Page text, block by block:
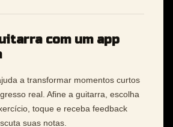
com um app
a transformar momentos curtos
real. Afine a guitarra, escolha
toque e receba feedback
suas notas.